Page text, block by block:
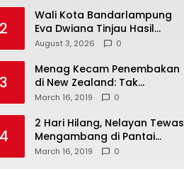
2
Wali Kota Bandarlampung
Eva Dwiana Tinjau Hasil
Perbaikan Jalan Wala Kuba
August 3, 2026 0
3
Menag Kecam Penembakan
di New Zealand: Tak
Berperikemanusiaan!
March 16, 2019 0
2 Hari Hilang, Nelayan Tewas
Mengambang di Pantai
Cipalawah Garut
March 16, 2019 0